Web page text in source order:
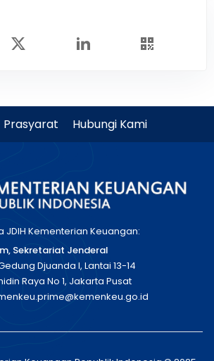
Prasyarat Hubungi Kami
JDIH Kementerian Keuangan:
Sekretariat Jenderal
Djuanda I, Lantai 13-14
Raya No 1, Jakarta Pusat